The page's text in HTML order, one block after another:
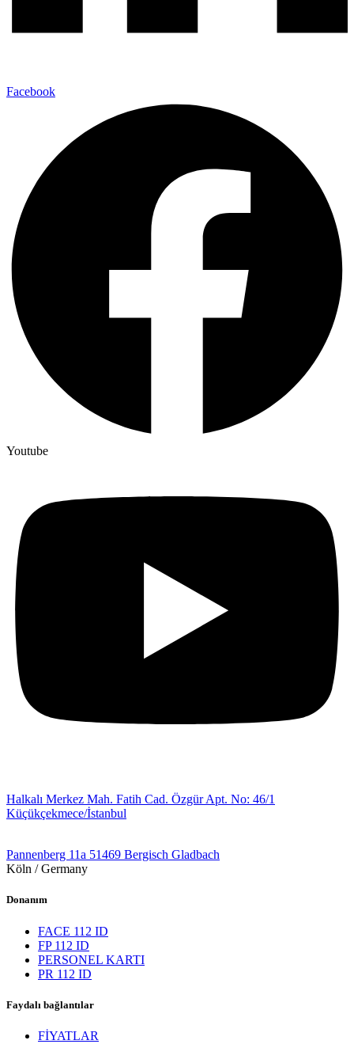
Facebook
Youtube
Halkalı Merkez Mah. Fatih Cad. Özgür Apt. No: 46/1
Küçükçekmece/İstanbul
Pannenberg 11a 51469 Bergisch Gladbach
Köln / Germany
Donanım
FACE 112 ID
FP 112 ID
PERSONEL KARTI
PR 112 ID
Faydalı bağlantılar
FİYATLAR